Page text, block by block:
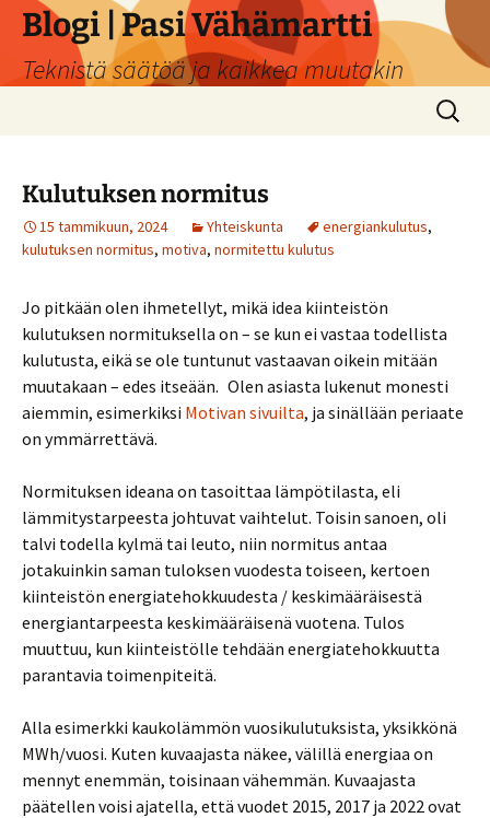
Siirry
sisältöön
Blogi | Pasi Vähämartti
Teknistä säätöä ja kaikkea muutakin
Haku:
Kulutuksen normitus
15 tammikuun, 2024 Yhteiskunta energiankulutus,
kulutuksen normitus, motiva, normitettu kulutus
Jo pitkään olen ihmetellyt, mikä idea kiinteistön
kulutuksen normituksella on – se kun ei vastaa todellista
kulutusta, eikä se ole tuntunut vastaavan oikein mitään
muutakaan – edes itseään. Olen asiasta lukenut monesti
aiemmin, esimerkiksi Motivan sivuilta, ja sinällään periaate
on ymmärrettävä.
Normituksen ideana on tasoittaa lämpötilasta, eli
lämmitystarpeesta johtuvat vaihtelut. Toisin sanoen, oli
talvi todella kylmä tai leuto, niin normitus antaa
jotakuinkin saman tuloksen vuodesta toiseen, kertoen
kiinteistön energiatehokkuudesta / keskimääräisestä
energiantarpeesta keskimääräisenä vuotena. Tulos
muuttuu, kun kiinteistölle tehdään energiatehokkuutta
parantavia toimenpiteitä.
Alla esimerkki kaukolämmön vuosikulutuksista, yksikkönä
MWh/vuosi. Kuten kuvaajasta näkee, välillä energiaa on
mennyt enemmän, toisinaan vähemmän. Kuvaajasta
päätellen voisi ajatella, että vuodet 2015, 2017 ja 2022 ovat